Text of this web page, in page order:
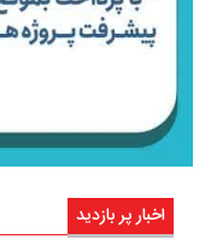
اخبار پر بازدید